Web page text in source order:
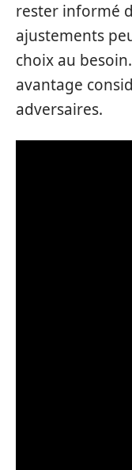
rester informé
ajustements
choix au
avantage
adversaires.